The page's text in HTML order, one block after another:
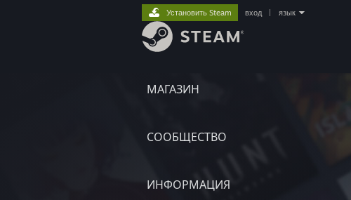
МАГАЗИН
СООБЩЕСТВО
ИНФОРМАЦИЯ
Установить Steam вход язык